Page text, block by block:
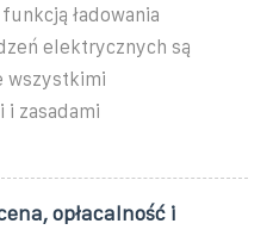
ładowania
elektrycznych są
wszystkimi
i zasadami
opłacalność i